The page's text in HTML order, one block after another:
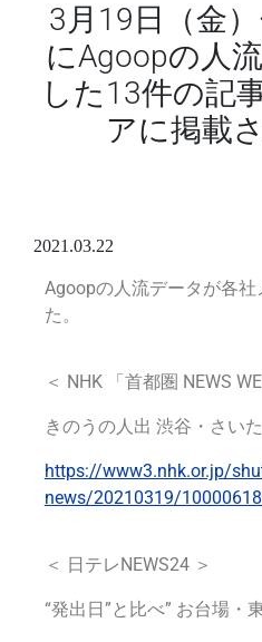
3月19日（金）
にAgoopの人
した13件の記
アに掲載
2021.03.22
Agoopの人流データが各
た。
＜ NHK 「首都圏 NEWS
きのうの人出 渋谷・さい
https://www3.nhk.or.jp/
news/20210319/
＜ 日テレNEWS24＞
“発出日”と比べ” お台場・